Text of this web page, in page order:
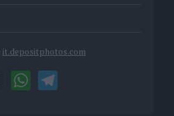
it.depositphotos.com